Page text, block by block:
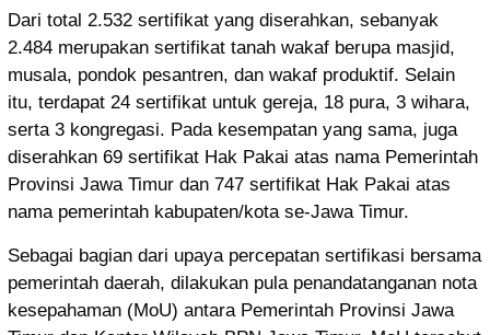
Dari total 2.532 sertifikat yang diserahkan, sebanyak
2.484 merupakan sertifikat tanah wakaf berupa masjid,
musala, pondok pesantren, dan wakaf produktif. Selain
itu, terdapat 24 sertifikat untuk gereja, 18 pura, 3 wihara,
serta 3 kongregasi. Pada kesempatan yang sama, juga
diserahkan 69 sertifikat Hak Pakai atas nama Pemerintah
Provinsi Jawa Timur dan 747 sertifikat Hak Pakai atas
nama pemerintah kabupaten/kota se-Jawa Timur.
Sebagai bagian dari upaya percepatan sertifikasi bersama
pemerintah daerah, dilakukan pula penandatanganan nota
kesepahaman (MoU) antara Pemerintah Provinsi Jawa